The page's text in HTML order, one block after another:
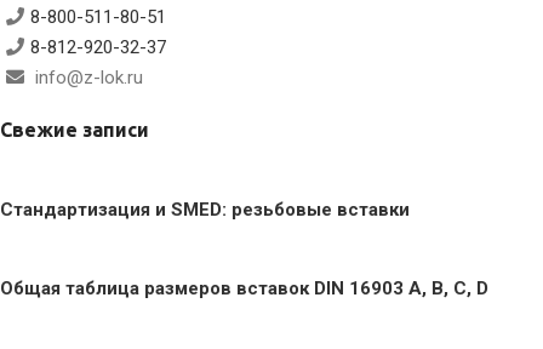
8-800-511-80-51
8-812-920-32-37
info@z-lok.ru
Свежие записи
Стандартизация и SMED: резьбовые вставки
Общая таблица размеров вставок DIN 16903 A, B, C, D